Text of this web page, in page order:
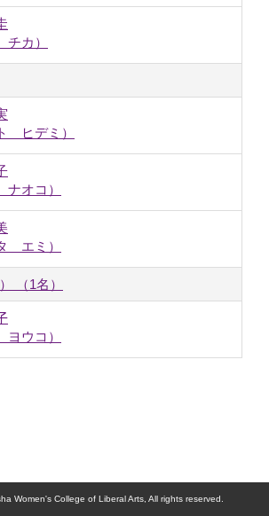
カ）
ヒデミ）
オコ）
エミ）
（1名）
ウコ）
Women's College of Liberal Arts, All rights reserved.